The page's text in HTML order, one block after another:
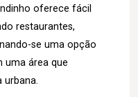
oferece fácil
restaurantes,
se uma opção
uma área que
urbana.